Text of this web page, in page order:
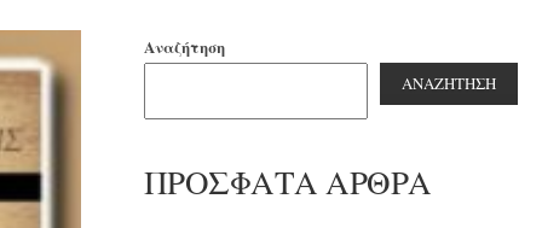
Αναζήτηση
ΑΝΑΖΉΤΗΣΗ
ΠΡΌΣΦΑΤΑ ΆΡΘΡΑ